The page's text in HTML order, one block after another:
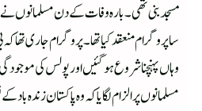
مسجد بنی تھی۔بارہ وفات کے دن مسلمانوں
سا پروگرام منعقد کیا تھا۔ پروگرام جاری
وہاں پہنچنا شروع ہوگئیں اور پولس کی
مسلمانوں پر الزام لگایا کہ وہ پاکستان زندہ